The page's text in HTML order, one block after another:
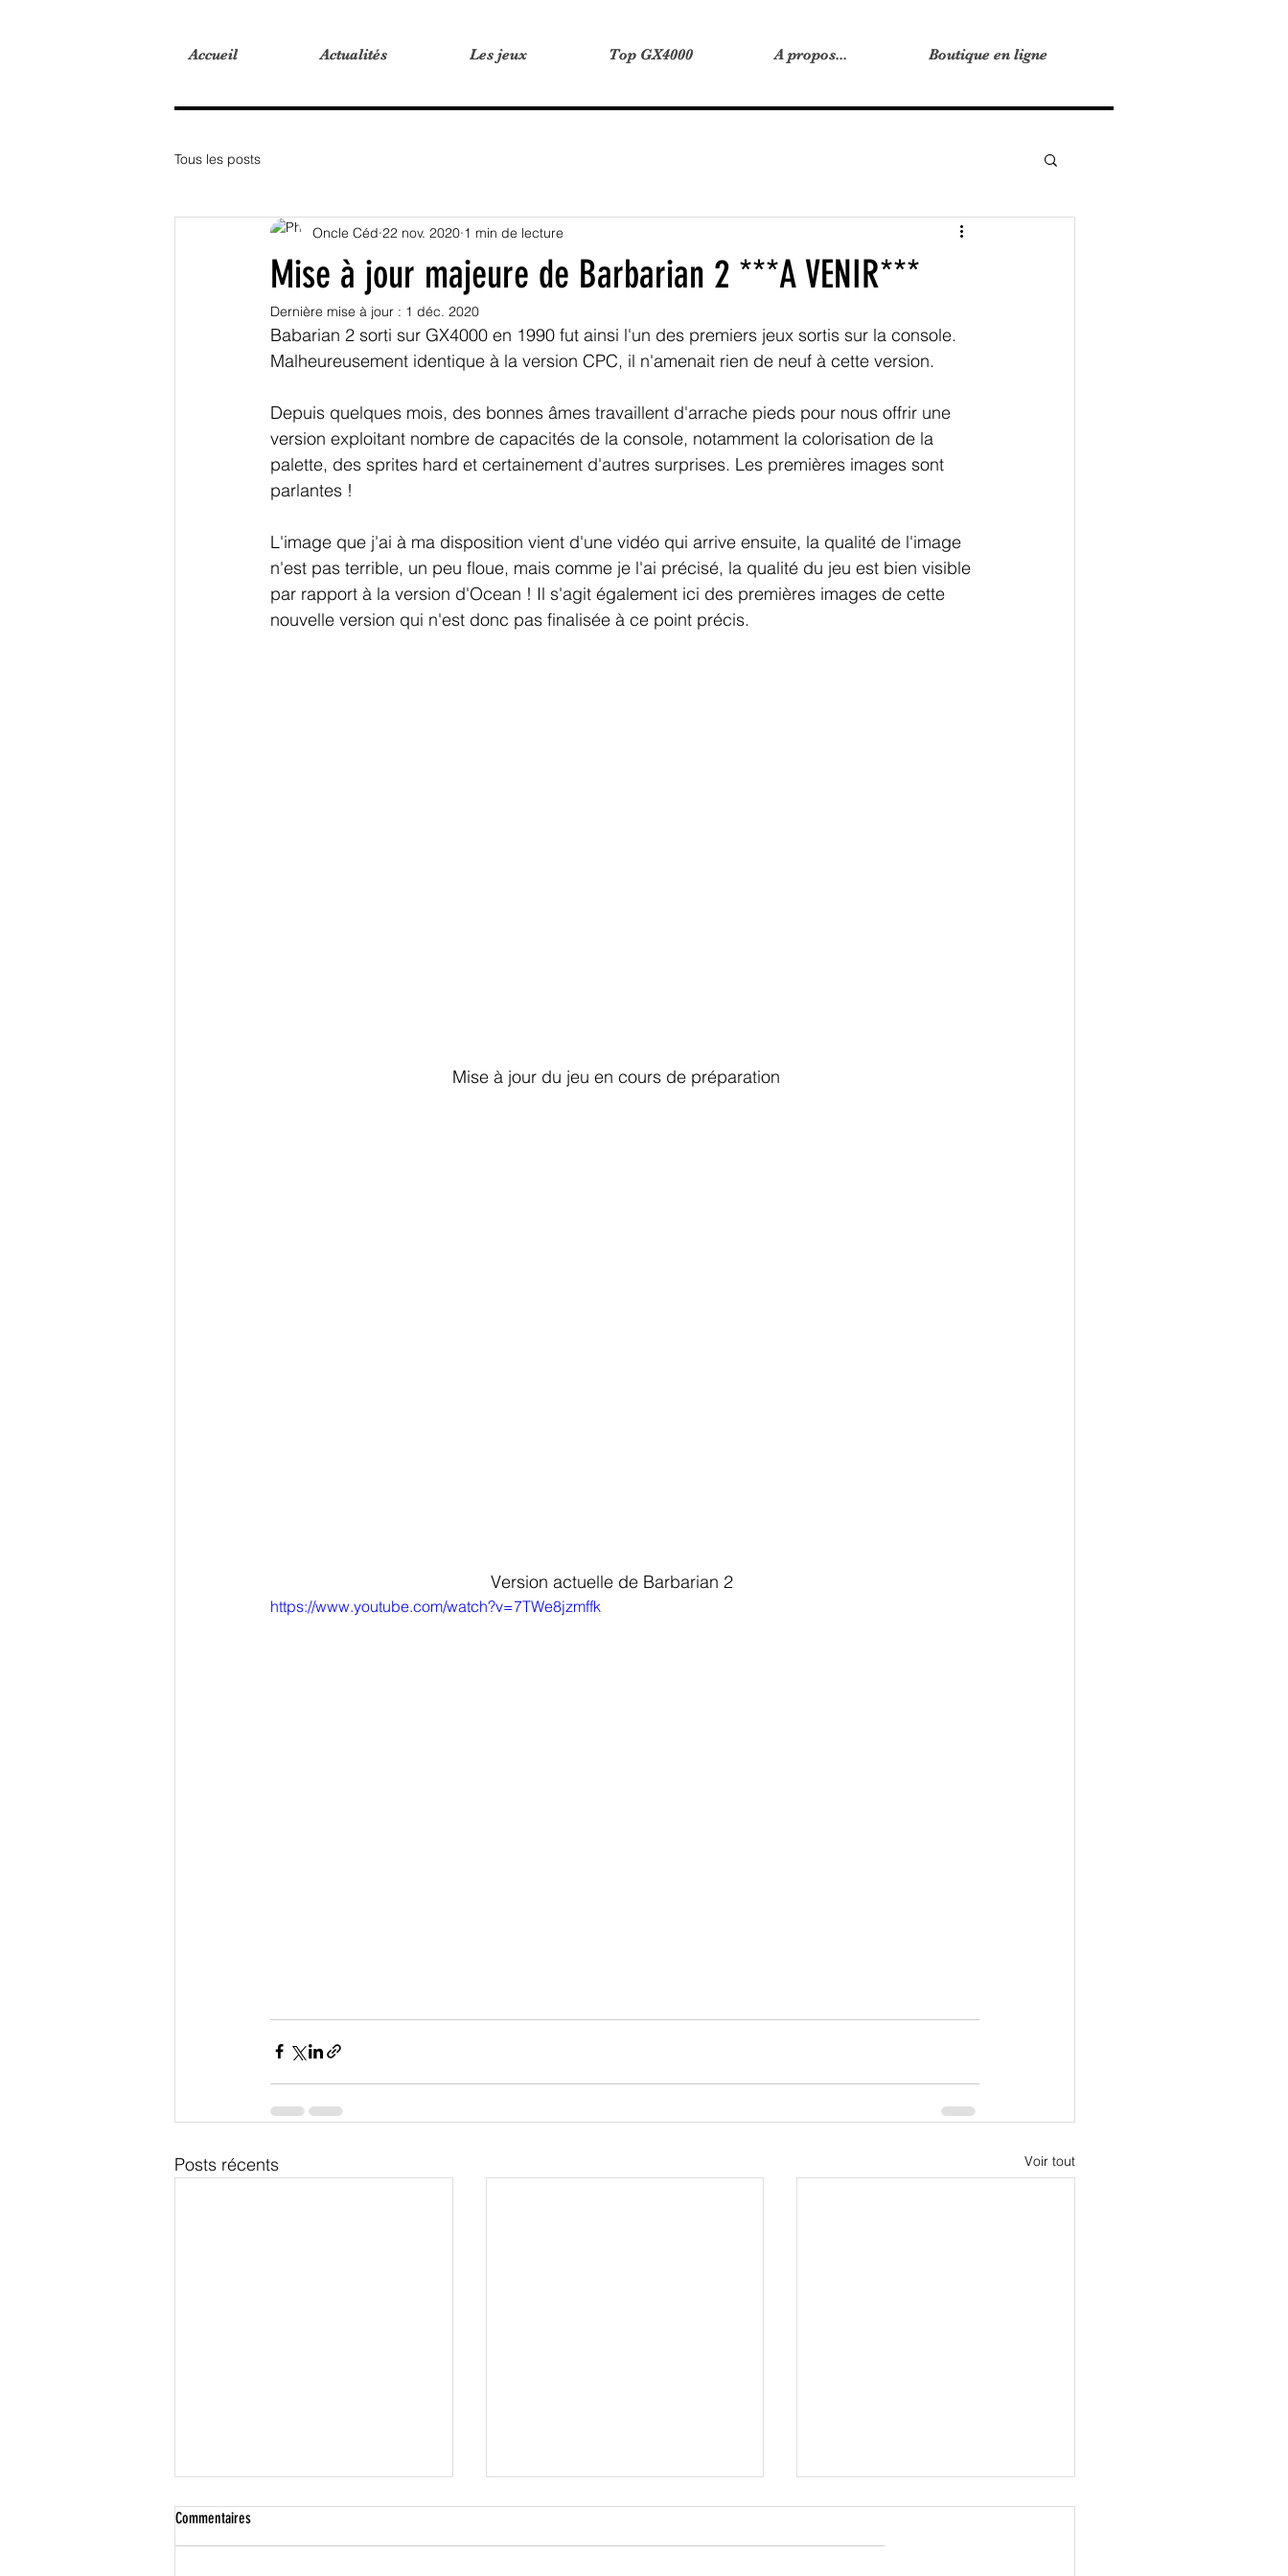
Accueil Actualités Les jeux Top GX4000 A propos... Boutique en ligne
Accueil Actualités Les jeux Top GX4000 A propos... Boutique en ligne
Tous les posts
Mise à jour majeure de Barbarian 2 ***A VENIR***
Oncle Céd 22 nov. 2020 1 min de lecture
Dernière mise à jour : 1 déc. 2020
Babarian 2 sorti sur GX4000 en 1990 fut ainsi l'un des premiers jeux sortis sur la console.
Malheureusement identique à la version CPC, il n'amenait rien de neuf à cette version.
Depuis quelques mois, des bonnes âmes travaillent d'arrache pieds pour nous offrir une
version exploitant nombre de capacités de la console, notamment la colorisation de la
palette, des sprites hard et certainement d'autres surprises. Les premières images sont
parlantes !
L'image que j'ai à ma disposition vient d'une vidéo qui arrive ensuite, la qualité de l'image
n'est pas terrible, un peu floue, mais comme je l'ai précisé, la qualité du jeu est bien visible
par rapport à la version d'Ocean ! Il s'agit également ici des premières images de cette
nouvelle version qui n'est donc pas finalisée à ce point précis.
                                      Mise à jour du jeu en cours de préparation
                                              Version actuelle de Barbarian 2
https://www.youtube.com/watch?v=7TWe8jzmffk
Posts récents Voir tout
Commentaires